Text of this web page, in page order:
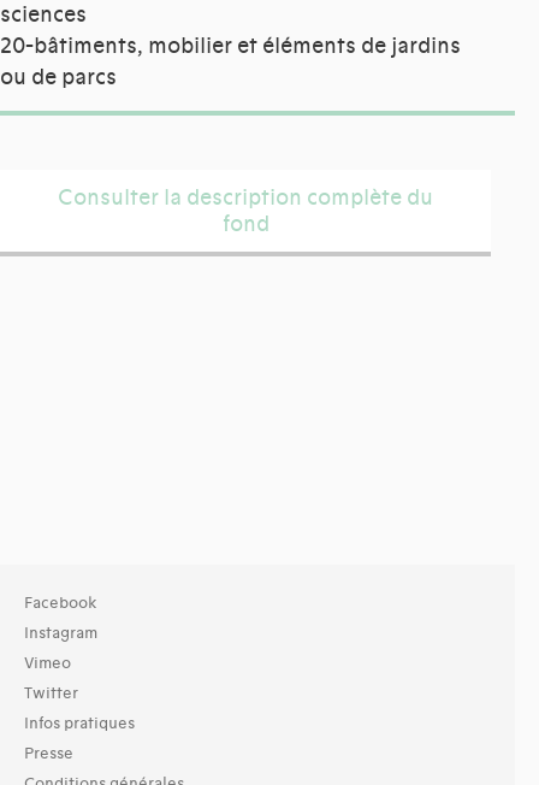
sciences
20-bâtiments, mobilier et éléments de jardins
ou de parcs
Consulter la description complète du
fond
Facebook
Instagram
Vimeo
Twitter
Infos pratiques
Presse